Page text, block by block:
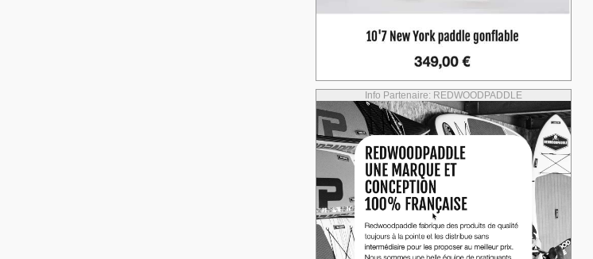
Info Partenaire: REDWOODPADDLE